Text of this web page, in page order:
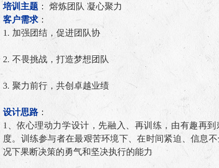
培训主题：
熔炼团队 凝心聚力
客户需求：
1. 加强团结，促进团队协
2. 不畏挑战，打造梦想团队
3. 聚力前行，共创卓越业绩
设计思路：
1、依心理动力学设计，先融入、再训练，由有趣再
度。训练参与者在最艰苦环境下、在时间紧迫、信息
况下果断决策的勇气和坚决执行的能力